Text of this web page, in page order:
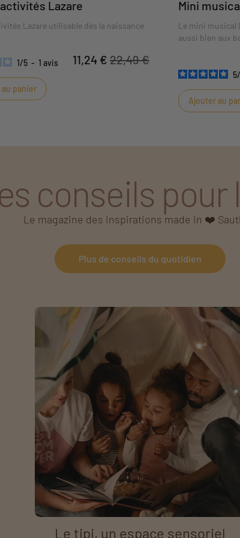
Lazare
Lazare utilisable dès la naissance
1/5 - 1 avis 11,24 € 22,49 €
panier
Mini
Le mini musical
aussi bien aux
5/
Ajouter au
conseils pour
Le magazine des inspirations made in ❤️
Plus de conseils du quotidien
Le tipi, un espace sensoriel